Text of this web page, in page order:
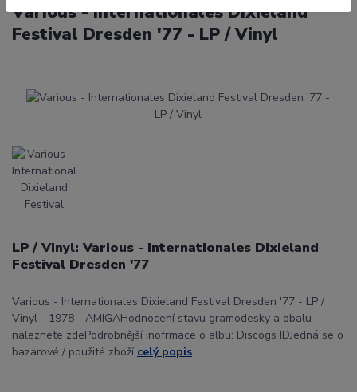
Various - Internationales Dixieland
Festival Dresden '77 - LP / Vinyl
LP / Vinyl: Various - Internationales Dixieland
Festival Dresden '77
Various - Internationales Dixieland Festival Dresden '77 - LP /
Vinyl - 1978 - AMIGAHodnocení stavu gramodesky a obalu
naleznete zdePodrobnější inofrmace o albu: Discogs IDJedná se o
bazarové / použité zboží celý popis